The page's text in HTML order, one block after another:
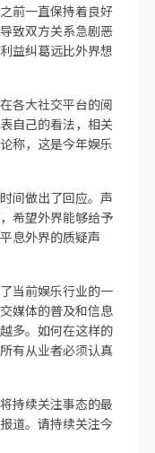
前一直保持着良好
致双方关系急剧恶
益纠葛远比外界想
各大社交平台的阅
自己的看法，相关
称，这是今年娱乐
间做出了回应。声
希望外界能够给予
息外界的质疑声
当前娱乐行业的一
媒体的普及和信息
多。如何在这样的
有从业者必须认真
持续关注事态的最
道。请持续关注今